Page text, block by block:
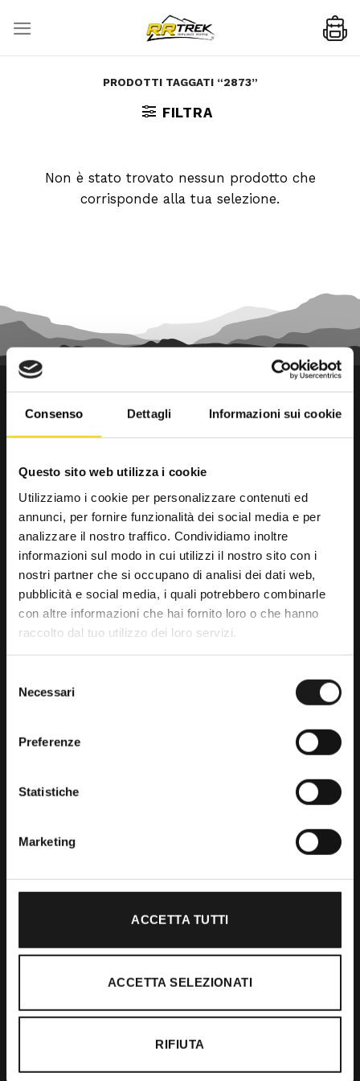
Consenso Dettagli Informazioni sui cookie
Questo sito web utilizza i cookie
Utilizziamo i cookie per personalizzare contenuti ed
annunci, per fornire funzionalità dei social media e per
analizzare il nostro traffico. Condividiamo inoltre
informazioni sul modo in cui utilizzi il nostro sito con i
nostri partner che si occupano di analisi dei dati web,
pubblicità e social media, i quali potrebbero combinarle
con altre informazioni che hai fornito loro o che hanno
raccolto dal tuo utilizzo dei loro servizi.
delNecessari
Preferenze
Statistiche
Marketing
ACCETTA TUTTI
ACCETTA SELEZIONATI
RIFIUTA
content
PRODOTTI TAGGATI “2873”
FILTRA
Non è stato trovato nessun prodotto che
corrisponde alla tua selezione.
Da trenta anni il punto di riferimento
per gli amanti dell’outdoor.
RRTrek
4.6
Basato su 476 recensioni
powered byGoogle
lascia una recensione su
Abbigliamento
Accessori
Spedizioni